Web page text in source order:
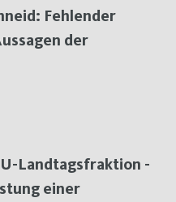
Fehlender
der
Landtagsfraktion -
einer